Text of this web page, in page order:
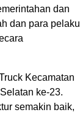
dan
dan para pelaku
Kecamatan
ke-23.
semakin baik,